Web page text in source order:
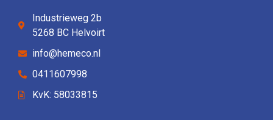
Industrieweg 2b
5268 BC Helvoirt
info@hemeco.nl
0411607998
KvK: 58033815